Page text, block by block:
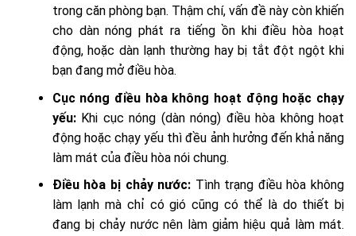
trong căn phòng bạn. Thậm chí, vấn đề này còn khiến
cho dàn nóng phát ra tiếng ồn khi điều hòa hoạt
động, hoặc dàn lạnh thường hay bị tắt đột ngột khi
bạn đang mở điều hòa.
Cục nóng điều hòa không hoạt động hoặc chạy
yếu: Khi cục nóng (dàn nóng) điều hòa không hoạt
động hoặc chạy yếu thì đều ảnh hưởng đến khả năng
làm mát của điều hòa nói chung.
Điều hòa bị chảy nước: Tình trạng điều hòa không
làm lạnh mà chỉ có gió cũng có thể là do thiết bị
đang bị chảy nước nên làm giảm hiệu quả làm mát.